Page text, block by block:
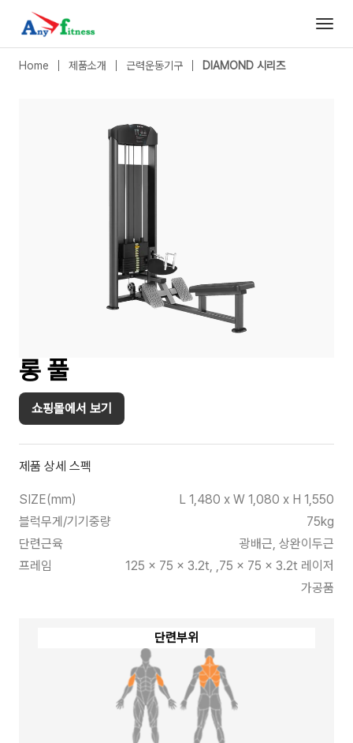
DIAMOND 시리즈|롱 풀- 애니휘트니스
Home 제품소개 근력운동기구 DIAMOND 시리즈
롱 풀
쇼핑몰에서 보기
제품 상세 스펙
SIZE(mm)
L 1,480 x W 1,080 x H 1,550
블럭무게/기기중량
75kg
단련근육
광배근, 상완이두근
프레임
125 x 75 x 3.2t, ,75 x 75 x 3.2t 레이저
가공품
단련부위